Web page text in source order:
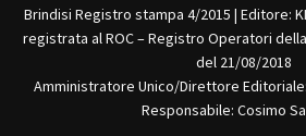
Brindisi Registro stampa 4/2015 | Editore:
registrata al ROC – Registro Operatori
del 21/08/2018
Amministratore Unico/Direttore
Responsabile: Cosimo